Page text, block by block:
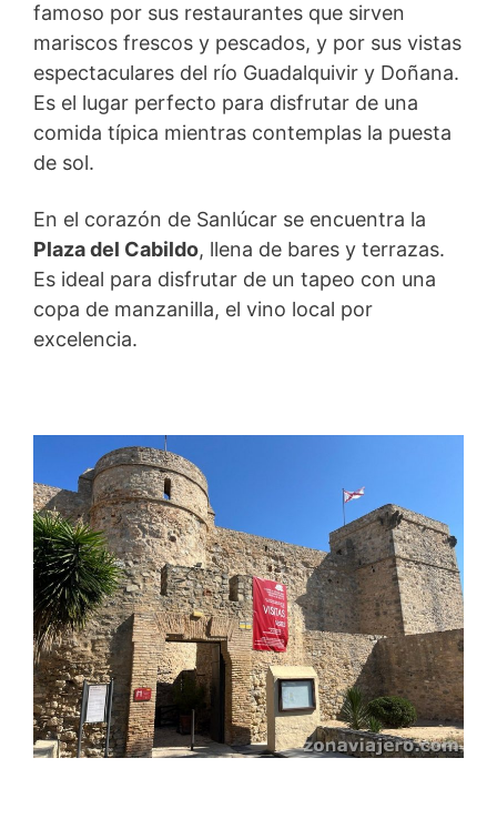
famoso por sus restaurantes que sirven
mariscos frescos y pescados, y por sus vistas
espectaculares del río Guadalquivir y Doñana.
Es el lugar perfecto para disfrutar de una
comida típica mientras contemplas la puesta
de sol.
En el corazón de Sanlúcar se encuentra la
Plaza del Cabildo, llena de bares y terrazas.
Es ideal para disfrutar de un tapeo con una
copa de manzanilla, el vino local por
excelencia.